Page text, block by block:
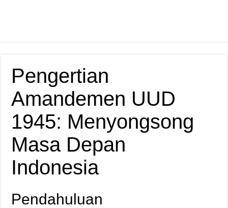
Pengertian
Amandemen UUD
1945: Menyongsong
Masa Depan
Indonesia
Pendahuluan